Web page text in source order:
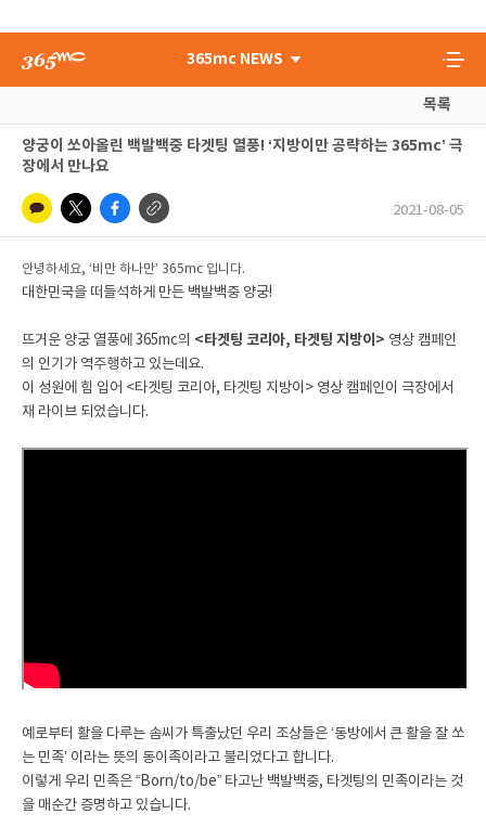
365mc NEWS
목록
양궁이 쏘아올린 백발백중 타겟팅 열풍! ‘지방이만 공략하는 365mc’ 극
장에서 만나요
2021-08-05
안녕하세요, ‘비만 하나만’ 365mc 입니다.
대한민국을 떠들석하게 만든 백발백중 양궁!
뜨거운 양궁 열풍에 365mc의 <타겟팅 코리아, 타겟팅 지방이> 영상 캠페인
의 인기가 역주행하고 있는데요.
이 성원에 힘 입어 <타겟팅 코리아, 타겟팅 지방이> 영상 캠페인이 극장에서
재 라이브 되었습니다.
예로부터 활을 다루는 솜씨가 특출났던 우리 조상들은 ‘동방에서 큰 활을 잘 쏘
는 민족’ 이라는 뜻의 동이족이라고 불리었다고 합니다.
이렇게 우리 민족은 “Born/to/be” 타고난 백발백중, 타겟팅의 민족이라는 것
을 매순간 증명하고 있습니다.